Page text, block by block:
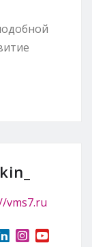
vms7.ru